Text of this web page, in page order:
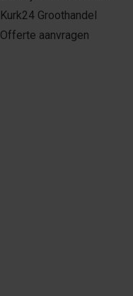
Kurk24 Groothandel
Offerte aanvragen